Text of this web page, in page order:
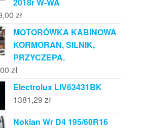
zł
MOTORÓWKA KABINOWA
KORMORAN, SILNIK,
PRZYCZEPA.
zł
Electrolux LIV63431BK
1381,29 zł
Nokian Wr D4 195/60R16